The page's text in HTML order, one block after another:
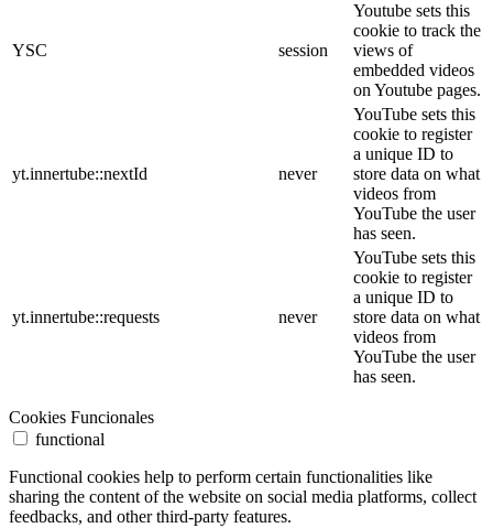
YSC session
Youtube sets this
cookie to track the
views of
embedded videos
on Youtube pages.
yt.innertube::nextId never
YouTube sets this
cookie to register
a unique ID to
store data on what
videos from
YouTube the user
has seen.
yt.innertube::requests never
YouTube sets this
cookie to register
a unique ID to
store data on what
videos from
YouTube the user
has seen.
Cookies Funcionales
functional
Functional cookies help to perform certain functionalities like
sharing the content of the website on social media platforms, collect
feedbacks, and other third-party features.